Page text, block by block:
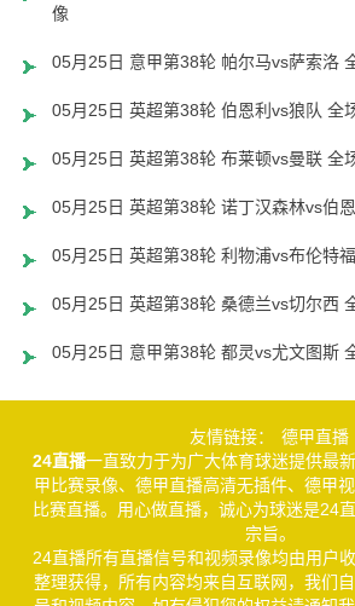
像
05月25日 意甲第38轮 帕尔马vs萨索洛
05月25日 英超第38轮 伯恩利vs狼队 全
05月25日 英超第38轮 布莱顿vs曼联 全
05月25日 英超第38轮 诺丁汉森林vs伯
05月25日 英超第38轮 利物浦vs布伦特
05月25日 英超第38轮 桑德兰vs切尔西
05月25日 意甲第38轮 都灵vs尤文图斯
友情链接：
德甲直播
24直播一直致力于为广大体育球迷提供最
甲比赛录像、德甲直播高清无插件、德甲
比赛直播。用心做直播，诚心为球迷是24
宗旨。
24直播所有直播信号和视频录像均由用户
整理获得，所有内容均来自互联网，我们